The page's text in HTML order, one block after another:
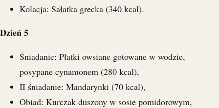
Kolacja: Sałatka grecka (340 kcal).
Dzień 5
Śniadanie: Płatki owsiane gotowane w wodzie,
posypane cynamonem (280 kcal),
II śniadanie: Mandarynki (70 kcal),
Obiad: Kurczak duszony w sosie pomidorowym,